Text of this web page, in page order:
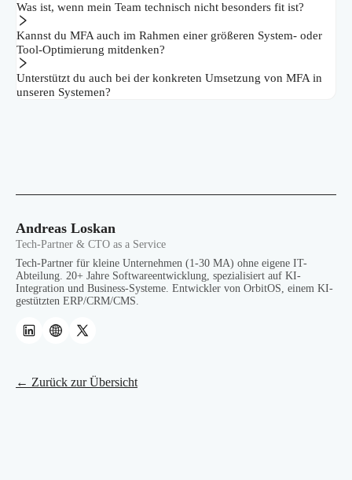
Was ist, wenn mein Team technisch nicht besonders fit ist?
Kannst du MFA auch im Rahmen einer größeren System- oder
Tool-Optimierung mitdenken?
Unterstützt du auch bei der konkreten Umsetzung von MFA in
unseren Systemen?
Andreas Loskan
Tech-Partner & CTO as a Service
Tech-Partner für kleine Unternehmen (1-30 MA) ohne eigene IT-
Abteilung. 20+ Jahre Softwareentwicklung, spezialisiert auf KI-
Integration und Business-Systeme. Entwickler von OrbitOS, einem KI-
gestützten ERP/CRM/CMS.
← Zurück zur Übersicht